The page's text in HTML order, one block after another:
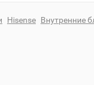
Hisense Внутренние